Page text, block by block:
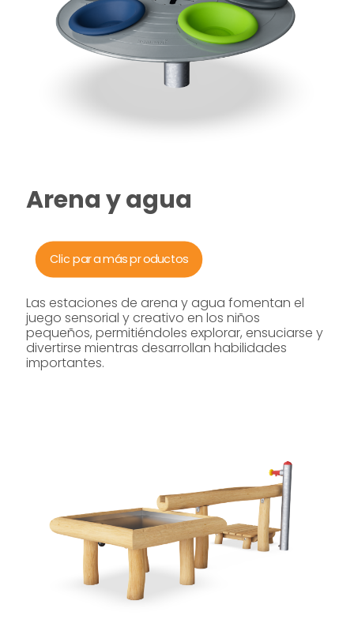
Arena y agua
Clic para más productos
Las estaciones de arena y agua fomentan el
juego sensorial y creativo en los niños
pequeños, permitiéndoles explorar, ensuciarse y
divertirse mientras desarrollan habilidades
importantes.